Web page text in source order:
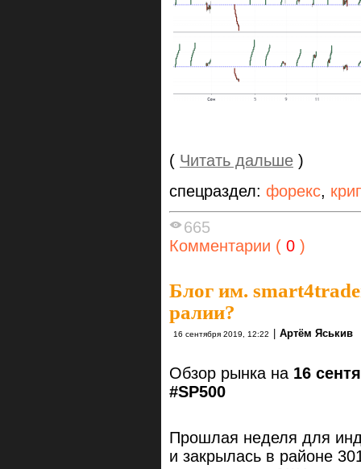
( Читать дальше )
спецраздел: форекс,
665
Комментарии ( 0 )
Блог им.
ралии?
16 сентября 2019, 12:22 | Артём Яськив
Обзор рынка на 16
#SP500
Прошлая неделя для
и закрылась в районе